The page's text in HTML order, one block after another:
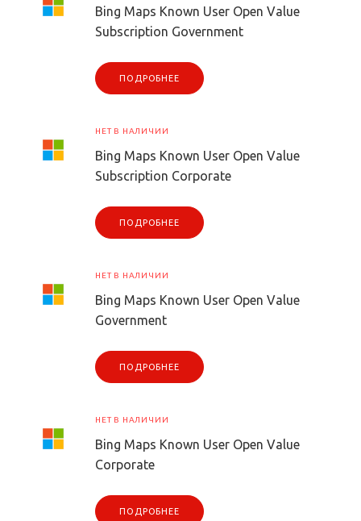
Bing Maps Known User Open Value
Subscription Government
ПОДРОБНЕЕ
НЕТ В НАЛИЧИИ
Bing Maps Known User Open Value
Subscription Corporate
ПОДРОБНЕЕ
НЕТ В НАЛИЧИИ
Bing Maps Known User Open Value
Government
ПОДРОБНЕЕ
НЕТ В НАЛИЧИИ
Bing Maps Known User Open Value
Corporate
ПОДРОБНЕЕ